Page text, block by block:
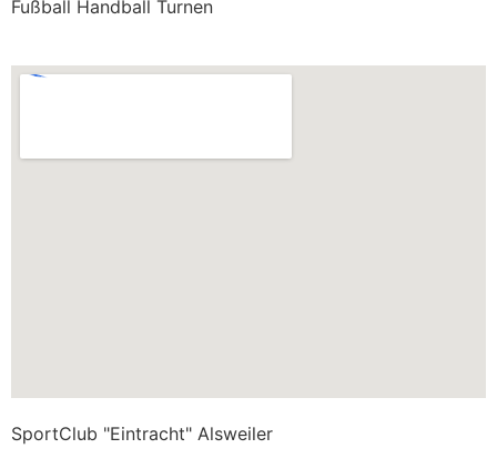
Fußball Handball Turnen
SportClub "Eintracht" Alsweiler